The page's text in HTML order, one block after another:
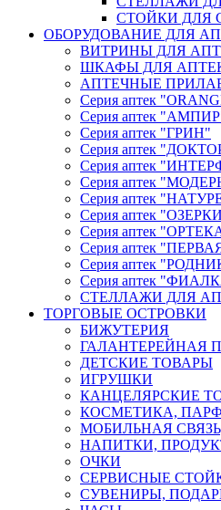
СТОЙКИ ДЛЯ
ОБОРУДОВАНИЕ ДЛЯ
ВИТРИНЫ ДЛЯ
ШКАФЫ ДЛЯ
АПТЕЧНЫЕ
Серия аптек
Серия аптек
Серия аптек "ГРИН"
Серия аптек
Серия аптек
Серия аптек
Серия аптек
Серия аптек
Серия аптек
Серия аптек
Серия аптек
Серия аптек
СТЕЛЛАЖИ ДЛЯ
ТОРГОВЫЕ ОСТРОВКИ
БИЖУТЕРИЯ
ГАЛАНТЕРЕЙНАЯ
ДЕТСКИЕ ТОВАРЫ
ИГРУШКИ
КАНЦЕЛЯРСКИЕ
КОСМЕТИКА,
МОБИЛЬНАЯ
НАПИТКИ,
ОЧКИ
СЕРВИСНЫЕ
СУВЕНИРЫ,